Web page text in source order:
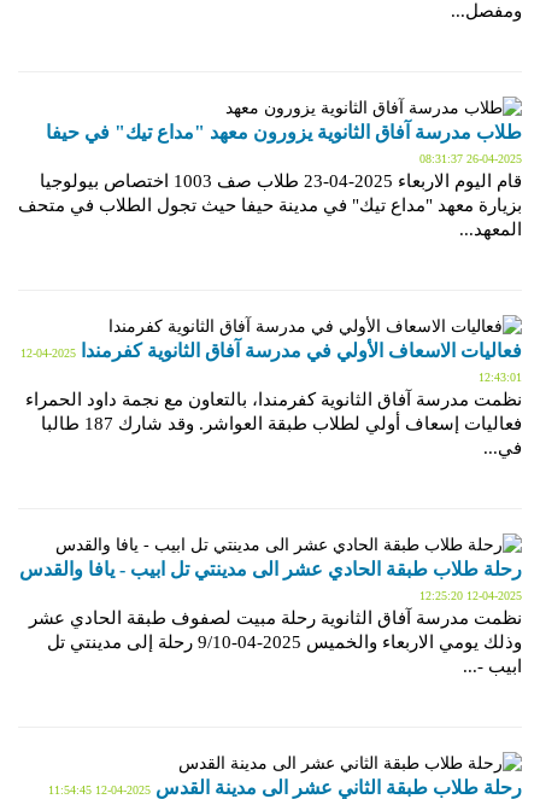
ومفصل...
طلاب مدرسة آفاق الثانوية يزورون معهد "مداع تيك" في حيفا
2025-04-26 08:31:37
قام اليوم الاربعاء 2025-04-23 طلاب صف 1003 اختصاص بيولوجيا
بزيارة معهد "مداع تيك" في مدينة حيفا حيث تجول الطلاب في متحف
المعهد...
فعاليات الاسعاف الأولي في مدرسة آفاق الثانوية كفرمندا
2025-04-12
12:43:01
نظمت مدرسة آفاق الثانوية كفرمندا، بالتعاون مع نجمة داود الحمراء
فعاليات إسعاف أولي لطلاب طبقة العواشر. وقد شارك 187 طالبا
في...
رحلة طلاب طبقة الحادي عشر الى مدينتي تل ابيب - يافا والقدس
2025-04-12 12:25:20
نظمت مدرسة آفاق الثانوية رحلة مبيت لصفوف طبقة الحادي عشر
وذلك يومي الاربعاء والخميس 2025-04-9/10 رحلة إلى مدينتي تل
ابيب -...
رحلة طلاب طبقة الثاني عشر الى مدينة القدس 2025-04-12 11:54:45